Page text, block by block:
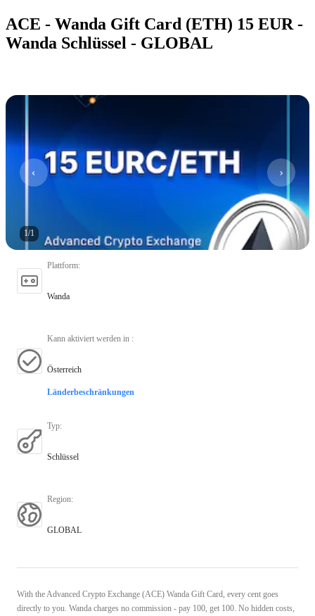
ACE - Wanda Gift Card (ETH) 15 EUR -
Wanda Schlüssel - GLOBAL
1/1
Plattform:
Wanda
Kann aktiviert werden in :
Österreich
Länderbeschränkungen
Typ:
Schlüssel
Region:
GLOBAL
With the Advanced Crypto Exchange (ACE) Wanda Gift Card, every cent goes
directly to you. Wanda charges no commission - pay 100, get 100. No hidden costs,